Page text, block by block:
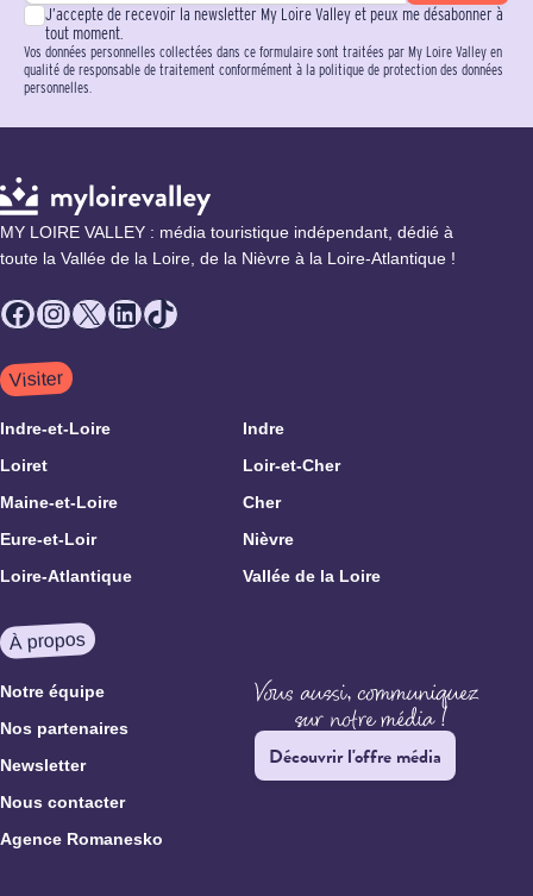
J’accepte de recevoir la newsletter My Loire Valley et peux me désabonner à
tout moment.
Vos données personnelles collectées dans ce formulaire sont traitées par My Loire Valley en
qualité de responsable de traitement conformément à la politique de protection des données
personnelles.
MY LOIRE VALLEY : média touristique indépendant, dédié à
toute la Vallée de la Loire, de la Nièvre à la Loire-Atlantique !
Facebook
Instagram
X LinkedIn
TikTok
Visiter
Indre-et-Loire
Indre
Loiret
Loir-et-Cher
Maine-et-Loire
Cher
Eure-et-Loir
Nièvre
Loire-Atlantique
Vallée de la Loire
À propos
Notre équipe
Nos partenaires
Newsletter
Nous contacter
Agence Romanesko
Découvrir l'offre média